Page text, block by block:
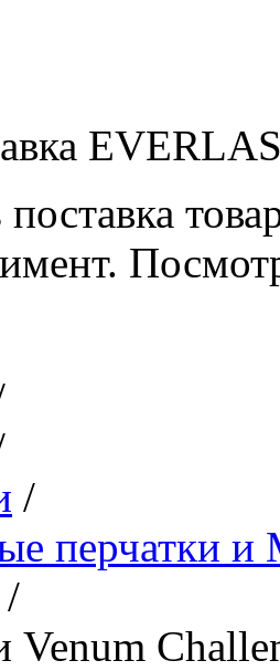
поставка
/
перчатки
/
Venum